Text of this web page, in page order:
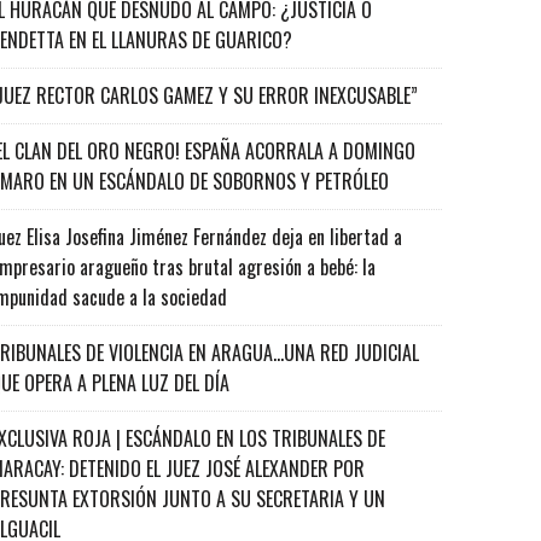
HURACÁN QUE DESNUDÓ AL CAMPO: ¿JUSTICIA O
EN EL LLANURAS DE GUARICO?
RECTOR CARLOS GAMEZ Y SU ERROR INEXCUSABLE”
CLAN DEL ORO NEGRO! ESPAÑA ACORRALA A DOMINGO
EN UN ESCÁNDALO DE SOBORNOS Y PETRÓLEO
Elisa Josefina Jiménez Fernández deja en libertad a
aragueño tras brutal agresión a bebé: la
sacude a la sociedad
DE VIOLENCIA EN ARAGUA…UNA RED JUDICIAL
OPERA A PLENA LUZ DEL DÍA
ROJA | ESCÁNDALO EN LOS TRIBUNALES DE
DETENIDO EL JUEZ JOSÉ ALEXANDER POR
EXTORSIÓN JUNTO A SU SECRETARIA Y UN